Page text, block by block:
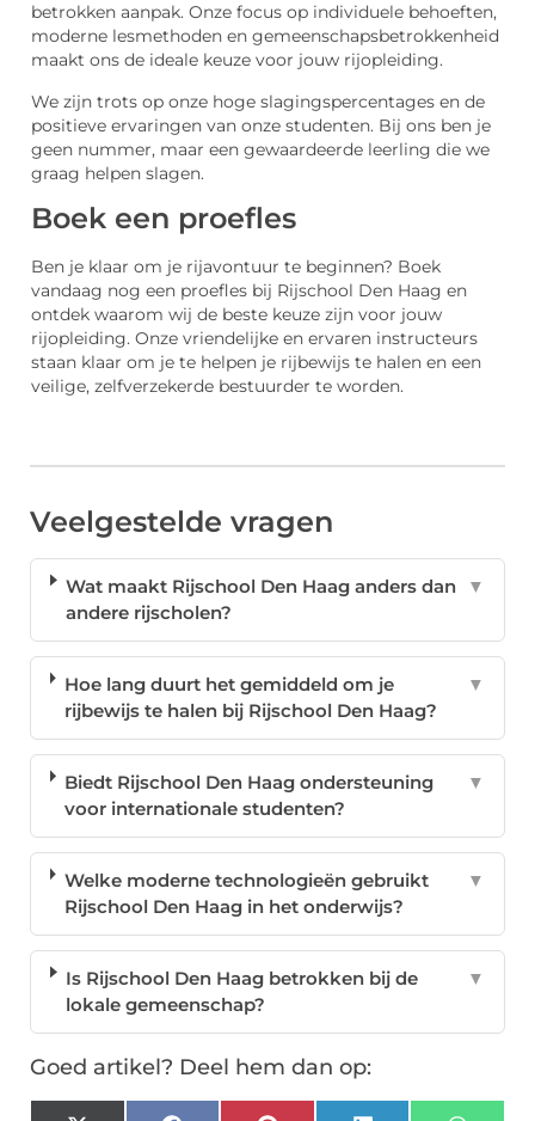
betrokken aanpak. Onze focus op individuele behoeften,
moderne lesmethoden en gemeenschapsbetrokkenheid
maakt ons de ideale keuze voor jouw rijopleiding.
We zijn trots op onze hoge slagingspercentages en de
positieve ervaringen van onze studenten. Bij ons ben je
geen nummer, maar een gewaardeerde leerling die we
graag helpen slagen.
Boek een proefles
Ben je klaar om je rijavontuur te beginnen? Boek
vandaag nog een proefles bij Rijschool Den Haag en
ontdek waarom wij de beste keuze zijn voor jouw
rijopleiding. Onze vriendelijke en ervaren instructeurs
staan klaar om je te helpen je rijbewijs te halen en een
veilige, zelfverzekerde bestuurder te worden.
Veelgestelde vragen
Wat maakt Rijschool Den Haag anders dan
andere rijscholen?
▼
Hoe lang duurt het gemiddeld om je
rijbewijs te halen bij Rijschool Den Haag?
▼
Biedt Rijschool Den Haag ondersteuning
voor internationale studenten?
▼
Welke moderne technologieën gebruikt
Rijschool Den Haag in het onderwijs?
▼
Is Rijschool Den Haag betrokken bij de
lokale gemeenschap?
▼
Goed artikel? Deel hem dan op: